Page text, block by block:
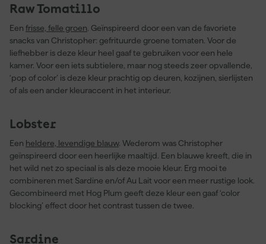
Raw Tomatillo
Een frisse, felle groen. Geïnspireerd door een van de favoriete
snacks van Christopher: gefrituurde groene tomaten. Voor de
liefhebber is deze kleur heel gaaf te gebruiken voor een hele
kamer. Voor een iets subtielere, maar nog steeds zeer opvallende,
‘pop of color’ is deze kleur prachtig op deuren, kozijnen, sierlijsten
of als een ander kleuraccent in het interieur.
Lobster
Een heldere, levendige blauw. Wederom was Christopher
geïnspireerd door een heerlijke maaltijd. Een blauwe kreeft, die in
het wild net zo speciaal is als deze mooie kleur. Erg mooi te
combineren met Sardine en/of Au Lait voor een meer rustige look.
Gecombineerd met Hog Plum geeft deze kleur een gaaf ‘color
blocking’ effect door het contrast tussen de twee.
Sardine